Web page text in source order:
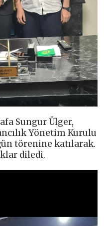
Sungur Ülger,
Yönetim Kurulu
törenine katılarak.
diledi.